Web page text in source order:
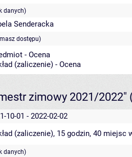
danych)
Senderacka
dostępu)
- Ocena
(zaliczenie) - Ocena
zimowy 2021/2022"
10-01 - 2022-02-02
(zaliczenie), 15 godzin, 40 miejsc
danych)